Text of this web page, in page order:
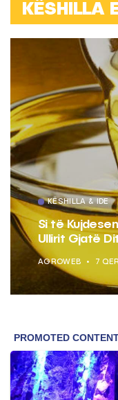
KËSHILLA
KËSHILLA & IDE
Si të
Ullirit Gjatë
AGROWEB 7